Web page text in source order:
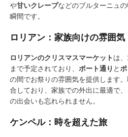
や甘いクレープなどのブルターニュ
瞬間です。
ロリアン：家族向けの雰囲気
ロリアンのクリスマスマーケットは
まで予定されており、 ポート通り と
の間でお祭りの雰囲気を提供します
合しており、家族での外出に最適で
の出会いも忘れられません。
ケンペル：時を超えた旅